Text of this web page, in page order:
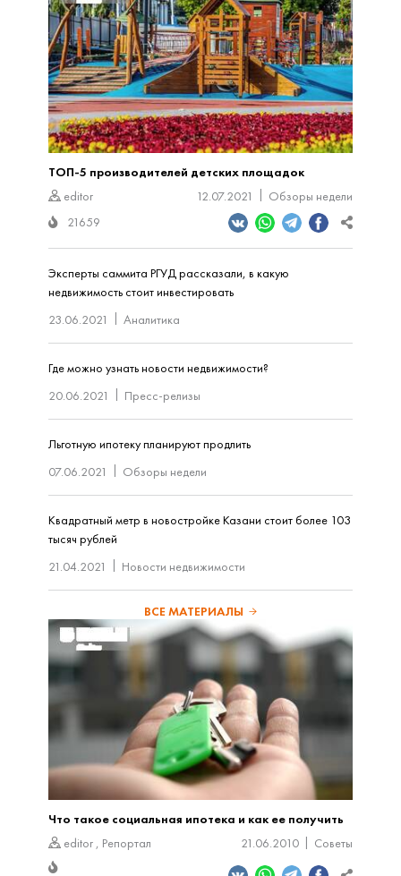
ТОП-5 производителей детских площадок
editor
12.07.2021
Обзоры недели
21659
Эксперты саммита РГУД рассказали, в какую
недвижимость стоит инвестировать
23.06.2021
Аналитика
Где можно узнать новости недвижимости?
20.06.2021
Пресс-релизы
Льготную ипотеку планируют продлить
07.06.2021
Обзоры недели
Квадратный метр в новостройке Казани стоит более 103
тысяч рублей
21.04.2021
Новости недвижимости
ВСЕ МАТЕРИАЛЫ
Что такое социальная ипотека и как ее получить
editor , Репортал 21.06.2010 Советы